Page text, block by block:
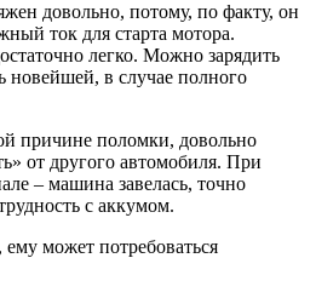
довольно, потому, по факту, он
ток для старта мотора.
легко. Можно зарядить
новейшей, в случае полного
причине поломки, довольно
от другого автомобиля. При
– машина завелась, точно
с аккумом.
может потребоваться